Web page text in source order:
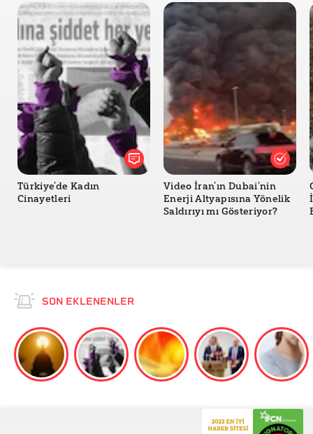
Türkiye’de Kadın
Cinayetleri
Video İran’ın Dubai’nin
Enerji Altyapısına Yönelik
Saldırıyı mı Gösteriyor?
SON EKLENENLER